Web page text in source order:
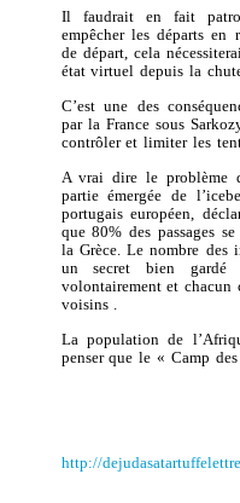
Il faudrait en fait
empêcher les départs en
de départ, cela
état virtuel depuis la
C’est une des
par la France sous
contrôler et limiter les
A vrai dire le problème
partie émergée de
portugais européen,
que 80% des passages
la Grèce. Le nombre des
un secret bien gardé
volontairement et chacun
voisins .
La population de
penser que le « Camp
http://